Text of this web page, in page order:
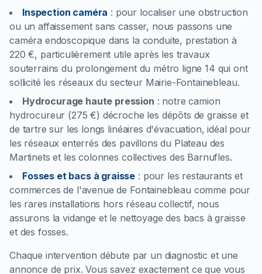
Inspection caméra : pour localiser une obstruction
ou un affaissement sans casser, nous passons une
caméra endoscopique dans la conduite, prestation à
220 €, particulièrement utile après les travaux
souterrains du prolongement du métro ligne 14 qui ont
sollicité les réseaux du secteur Mairie-Fontainebleau.
Hydrocurage haute pression : notre camion
hydrocureur (275 €) décroche les dépôts de graisse et
de tartre sur les longs linéaires d'évacuation, idéal pour
les réseaux enterrés des pavillons du Plateau des
Martinets et les colonnes collectives des Barnufles.
Fosses et bacs à graisse : pour les restaurants et
commerces de l'avenue de Fontainebleau comme pour
les rares installations hors réseau collectif, nous
assurons la vidange et le nettoyage des bacs à graisse
et des fosses.
Chaque intervention débute par un diagnostic et une
annonce de prix. Vous savez exactement ce que vous